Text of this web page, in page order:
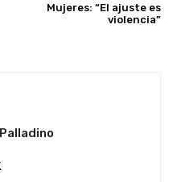
Mujeres: “El ajuste es
violencia”